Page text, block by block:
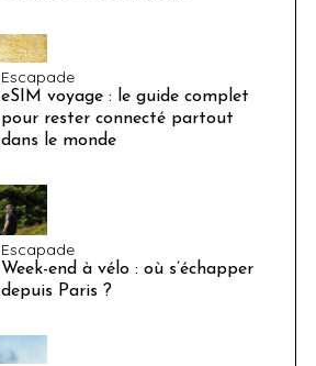
Escapade
eSIM voyage : le guide complet
pour rester connecté partout
dans le monde
Escapade
Week-end à vélo : où s’échapper
depuis Paris ?